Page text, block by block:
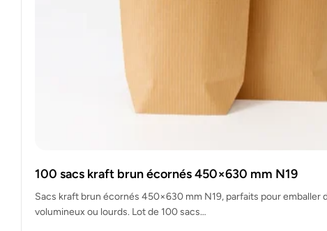
100 sacs kraft brun écornés 450×630 mm N19
Sacs kraft brun écornés 450×630 mm N19, parfaits pour emballer
volumineux ou lourds. Lot de 100 sacs…